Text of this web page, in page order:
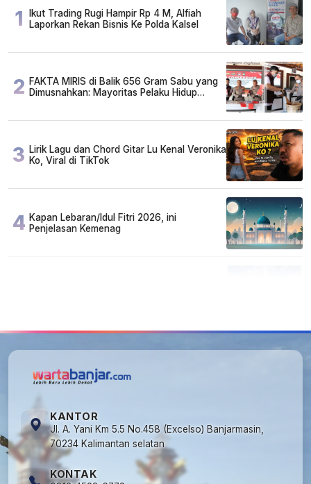
1
Ikut Trading Rugi Hampir Rp 4 M, Alfiah
Laporkan Rekan Bisnis Ke Polda Kalsel
2 FAKTA MIRIS di Balik 656 Gram Sabu yang
Dimusnahkan: Mayoritas Pelaku Hidup
3 Lirik Lagu dan Chord Gitar Lu Kenal Veronika
Ko, Viral di TikTok
4 Kapan Lebaran/Idul Fitri 2026, ini
Penjelasan Kemenag
KANTOR
Jl. A. Yani Km 5.5 No.458 (Excelso) Banjarmasin,
70234 Kalimantan selatan
KONTAK